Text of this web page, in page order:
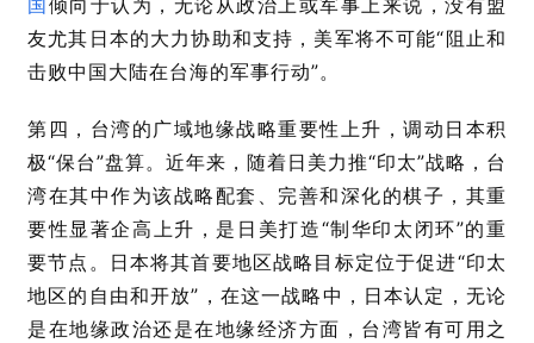
国倾向于认为，无论从政治上或军事上来说，没有盟
友尤其日本的大力协助和支持，美军将不可能“阻止和
击败中国大陆在台海的军事行动”。
第四，台湾的广域地缘战略重要性上升，调动日本积
极“保台”盘算。近年来，随着日美力推“印太”战略，台
湾在其中作为该战略配套、完善和深化的棋子，其重
要性显著企高上升，是日美打造“制华印太闭环”的重
要节点。日本将其首要地区战略目标定位于促进“印太
地区的自由和开放”，在这一战略中，日本认定，无论
是在地缘政治还是在地缘经济方面，台湾皆有可用之